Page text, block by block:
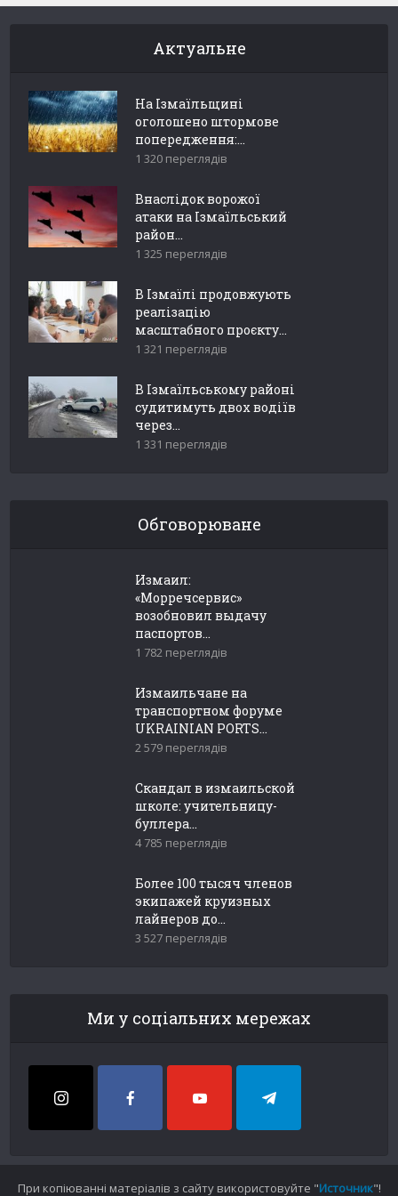
Актуальне
На Ізмаїльщині
оголошено штормове
попередження:...
1 320 переглядів
Внаслідок ворожої
атаки на Ізмаїльський
район...
1 325 переглядів
В Ізмаїлі продовжують
реалізацію
масштабного проєкту...
1 321 переглядів
В Ізмаїльському районі
судитимуть двох водіїв
через...
1 331 переглядів
Обговорюване
Измаил:
«Морречсервис»
возобновил выдачу
паспортов...
1 782 переглядів
Измаильчане на
транспортном форуме
UKRAINIAN PORTS...
2 579 переглядів
Скандал в измаильской
школе: учительницу-
буллера...
4 785 переглядів
Более 100 тысяч членов
экипажей круизных
лайнеров до...
3 527 переглядів
Ми у соціальних мережах
При копіюванні матеріалів з сайту використовуйте "Источник"!